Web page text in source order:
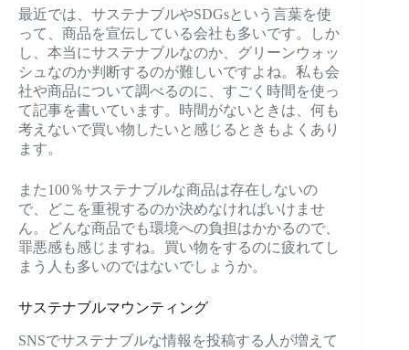
最近では、サステナブルやSDGsという言葉を使
って、商品を宣伝している会社も多いです。しか
し、本当にサステナブルなのか、
グリーンウォッ
シュ なのか判断するのが難しいですよね。私も会
社や商品について調べるのに、すごく時間を使っ
て記事を書いています。時間がないときは、何も
考えないで買い物したいと感じるときもよくあり
ます。
また100％サステナブルな商品は存在しないの
で、どこを重視するのか決めなければいけませ
ん。どんな商品でも環境への負担はかかるので、
罪悪感も感じますね。買い物をするのに疲れてし
まう人も多いのではないでしょうか。
サステナブルマウンティング
SNSでサステナブルな情報を投稿する人が増えて